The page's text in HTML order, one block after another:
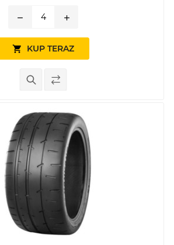
remove add
 KUP TERAZ